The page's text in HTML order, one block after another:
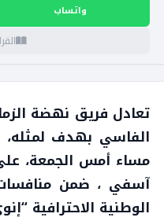
واتساب
تعادل فريق نهضة
الفاسي بهدف لمثله،
مساء أمس الجمعة،
الوطنية الاحترافية